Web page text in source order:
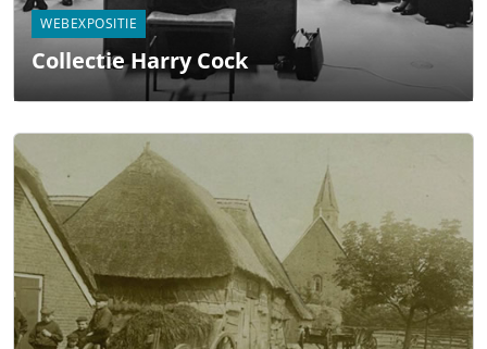
WEBEXPOSITIE
Collectie Harry Cock